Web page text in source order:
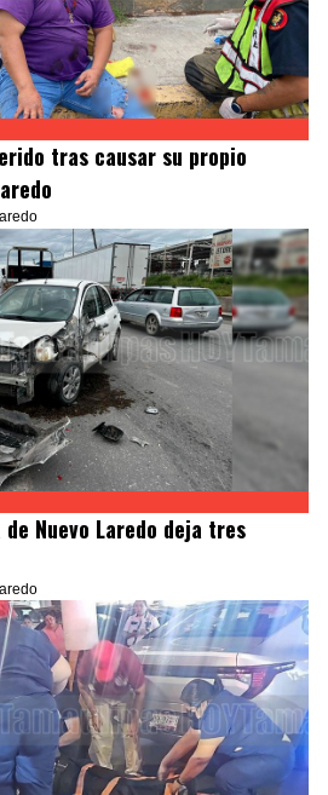
tras causar su propio
Nuevo Laredo deja tres